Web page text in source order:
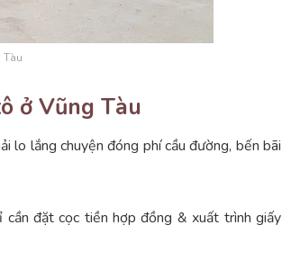
ở Vũng Tàu
lo lắng chuyện đóng phí cầu đường, bến bãi
đặt cọc tiền hợp đồng & xuất trình giấy